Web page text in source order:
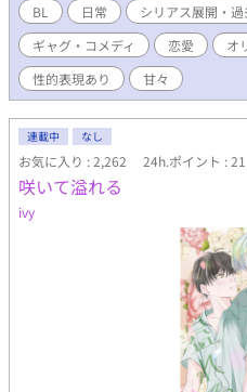
BL 日常 シリアス展開・
ギャグ・コメディ
恋愛 オ
性的表現あり
甘々
連載中 なし
お気に入り : 2,262 24h.ポイント : 21
咲いて溢れる
ivy